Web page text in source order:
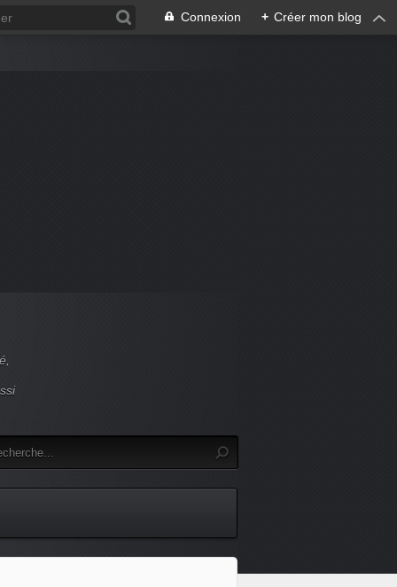
Connexion + Créer mon blog